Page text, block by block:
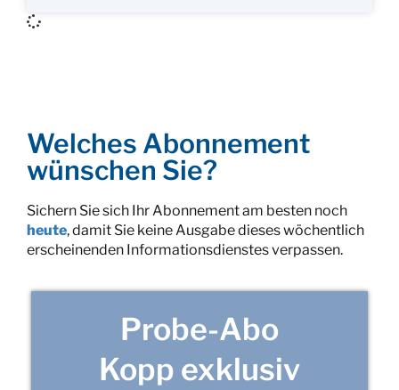
Welches Abonnement
wünschen Sie?
Sichern Sie sich Ihr Abonnement am besten noch
heute, damit Sie keine Ausgabe dieses wöchentlich
erscheinenden Informationsdienstes verpassen.
Probe-Abo
Kopp exklusiv